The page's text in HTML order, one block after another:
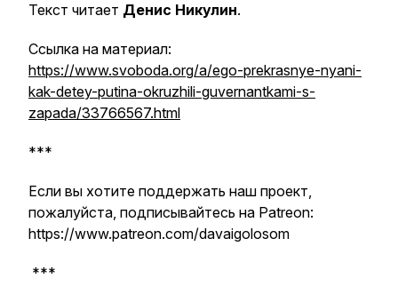
Текст читает Денис Никулин.
Ссылка на материал:
https://www.svoboda.org/a/ego-prekrasnye-nyani-
kak-detey-putina-okruzhili-guvernantkami-s-
zapada/33766567.html
***
Если вы хотите поддержать наш проект,
пожалуйста, подписывайтесь на Patreon:
https://www.patreon.com/davaigolosom
***